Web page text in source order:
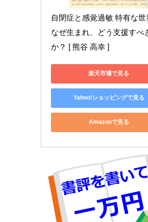
自閉症と感覚過敏 特有な世
なぜ生まれ、どう支援すべ
か？ [ 熊谷 高幸 ]
楽天市場で見る
Yahoo!ショッピングで見る
Amazonで見る